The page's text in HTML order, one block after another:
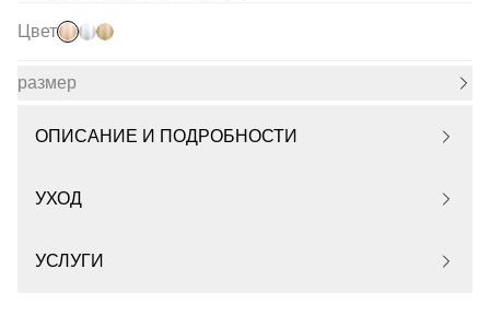
Цвет
размер
ОПИСАНИЕ И ПОДРОБНОСТИ
УХОД
УСЛУГИ